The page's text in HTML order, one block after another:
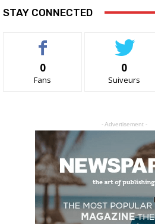
STAY CONNECTED
0
Fans
0
Suiveurs
- Advertisement -